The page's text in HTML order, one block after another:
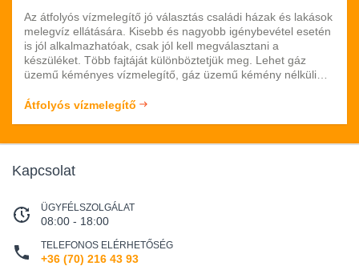
Az átfolyós vízmelegítő jó választás családi házak és lakások
melegvíz ellátására. Kisebb és nagyobb igénybevétel esetén
is jól alkalmazhatóak, csak jól kell megválasztani a
készüléket. Több fajtáját különböztetjük meg. Lehet gáz
üzemű kéményes vízmelegítő, gáz üzemű kémény nélküli
utóbbi jó választás akkor, hogyha nincs gáz bevezetve az
Átfolyós vízmelegítő
Kapcsolat
ÜGYFÉLSZOLGÁLAT
08:00 - 18:00
TELEFONOS ELÉRHETŐSÉG
+36 (70) 216 43 93